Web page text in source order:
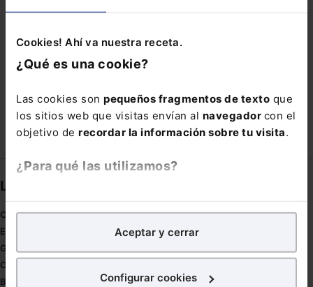
Cookies! Ahí va nuestra receta.
¿Qué es una cookie?
Las cookies son pequeños fragmentos de texto que
los sitios web que visitas envían al navegador con el
objetivo de recordar la información sobre tu visita.
¿Para qué las utilizamos?
analíticospara tratar demejorar tu experienciaen
nuestra página web. También con fines publicitarios,
para poder mostrarte publicidad y contenidos de tu
Aceptar y cerrar
Configurar cookies
PROYECTO DE LEY DE EFICIENCIA DE LA JUSTICIA
REFORMA INTEGRAL DE VIVIENDA
REPRESENTACIÓN PARITARIA
Links directos
Coronavirus
Estudio de salud abogacía
Gestión de despachos
Compliance
Buenas Prácticas Tributarias